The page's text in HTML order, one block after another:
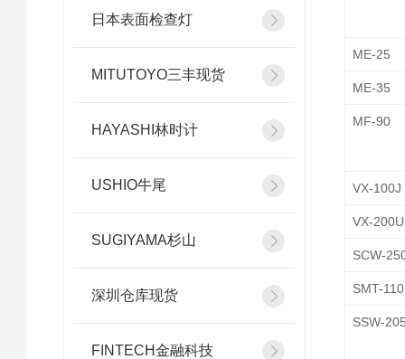
日本表面检查灯
MITUTOYO三丰现货
HAYASHI林时计
USHIO牛尾
SUGIYAMA杉山
深圳仓库现货
FINTECH金融科技
ME-25
ME-35
MF-90
VX-100J
VX-200U
SCW-
SMT-110
SSW-